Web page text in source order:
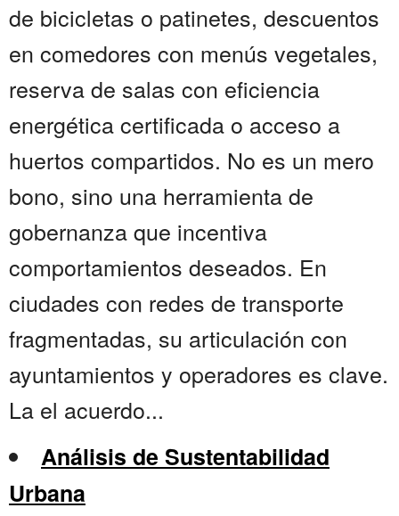
de bicicletas o patinetes, descuentos
en comedores con menús vegetales,
reserva de salas con eficiencia
energética certificada o acceso a
huertos compartidos. No es un mero
bono, sino una herramienta de
gobernanza que incentiva
comportamientos deseados. En
ciudades con redes de transporte
fragmentadas, su articulación con
ayuntamientos y operadores es clave.
La el acuerdo...
Análisis de Sustentabilidad
Urbana